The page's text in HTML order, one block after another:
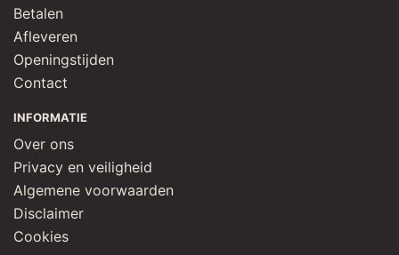
Betalen
Afleveren
Openingstijden
Contact
INFORMATIE
Over ons
Privacy en veiligheid
Algemene voorwaarden
Disclaimer
Cookies